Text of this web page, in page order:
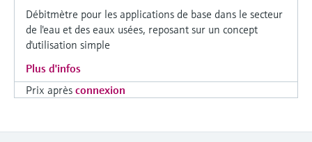
Débitmètre pour les applications de base dans le secteur
de l'eau et des eaux usées, reposant sur un concept
d'utilisation simple
Plus d'infos
Prix après connexion